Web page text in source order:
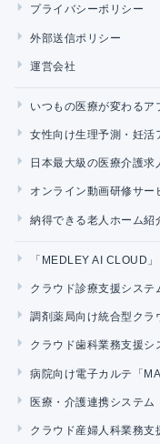
プライバシーポリシー
外部送信ポリシー
運営会社
いつもの医療が変わるア
女性向け生理予測・妊活
日本最大級の医療介護求
オンライン動画研修サー
納得できる老人ホーム紹
「MEDLEY AI CLOUD」
クラウド診療支援システ
調剤薬局向け統合型クラ
クラウド歯科業務支援シ
病院向け電子カルテ「
医療・介護連携システム
クラウド産婦人科業務支